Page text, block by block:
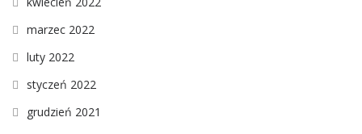
marzec 2022
luty 2022
styczeń 2022
grudzień 2021